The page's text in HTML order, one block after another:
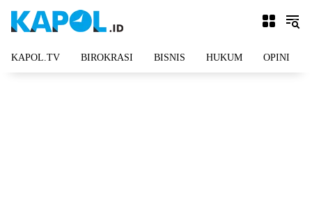
KAPOL.TV BIROKRASI BISNIS HUKUM OPINI